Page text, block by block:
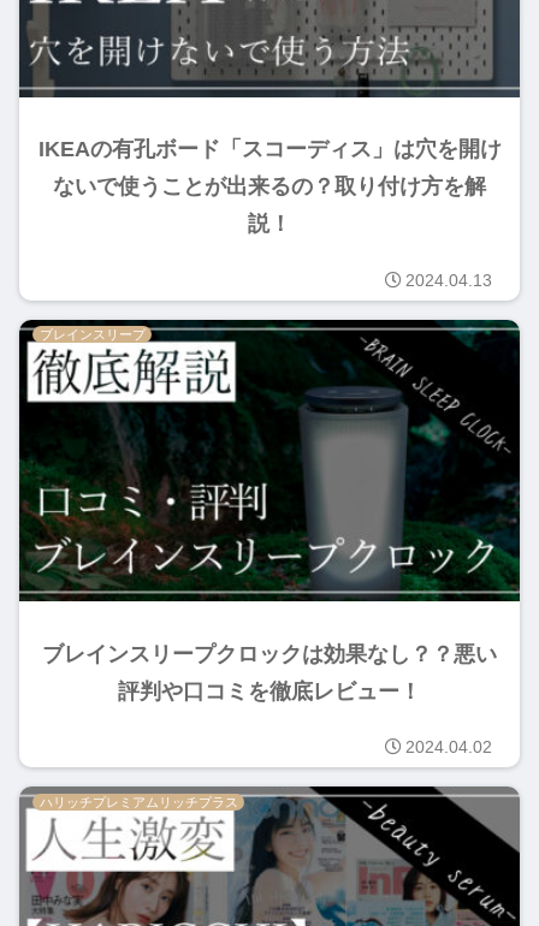
IKEAの有孔ボード「スコーディス」は穴を開け
ないで使うことが出来るの？取り付け方を解
説！
2024.04.13
ブレインスリープ
ブレインスリープクロックは効果なし？？悪い
評判や口コミを徹底レビュー！
2024.04.02
ハリッチプレミアムリッチプラス